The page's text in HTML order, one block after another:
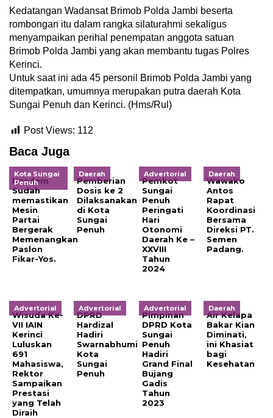
Kedatangan Wadansat Brimob Polda Jambi beserta
rombongan itu dalam rangka silaturahmi sekaligus
menyampaikan perihal penempatan anggota satuan
Brimob Polda Jambi yang akan membantu tugas Polres
Kerinci.
Untuk saat ini ada 45 personil Brimob Polda Jambi yang
ditempatkan, umumnya merupakan putra daerah Kota
Sungai Penuh dan Kerinci. (Hms/Rul)
Post Views: 112
Baca Juga
Kota Sungai
Penuh
Nasdem
Sudah
memastikan
Mesin
Partai
Bergerak
Memenangkan
Paslon
Fikar-Yos.
Daerah
Pemberian
Dosis ke 2
Dilaksanakan
di Kota
Sungai
Penuh
Advertorial
Pemkot
Sungai
Penuh
Peringati
Hari
Otonomi
Daerah Ke –
XXVIII
Tahun
2024
Daerah
Wawako
Antos
Rapat
Koordinasi
Bersama
Direksi PT.
Semen
Padang.
Advertorial
Wisuda Ke-
VII IAIN
Kerinci
Luluskan
691
Mahasiswa,
Rektor
Sampaikan
Prestasi
yang Telah
Diraih
Advertorial
DPRD
Hardizal
Hadiri
Swarnabhumi
Kota
Sungai
Penuh
Advertorial
Pimpinan
DPRD Kota
Sungai
Penuh
Hadiri
Grand Final
Bujang
Gadis
Tahun
2023
Daerah
Air Kelapa
Bakar Kian
Diminati,
ini Khasiat
bagi
Kesehatan